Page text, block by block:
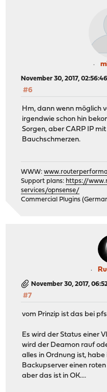
November 30, 2017,
#6
Hm, dann wenn möglich
irgendwie schon hin
Sorgen, aber CARP IP
Bauchschmerzen.
WWW:
Support plans: https://
services/opnsense/
Commercial Plugins
November 30, 2017,
#7
vom Prinzip ist das bei
Es wird der Status einer
wird der Deamon rauf
alles in Ordnung ist,
Backupserver einen
aber das ist in OK....